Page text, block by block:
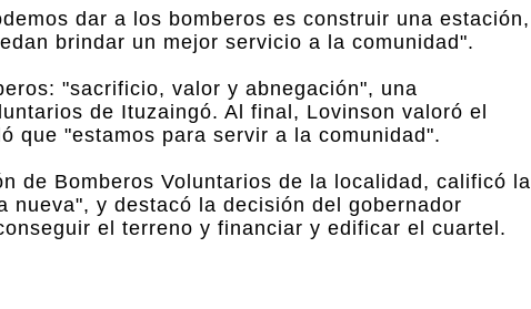
dar a los bomberos es construir una estación,
brindar un mejor servicio a la comunidad".
"sacrificio, valor y abnegación", una
de Ituzaingó. Al final, Lovinson valoró el
que "estamos para servir a la comunidad".
de Bomberos Voluntarios de la localidad, calificó la
y destacó la decisión del gobernador
el terreno y financiar y edificar el cuartel.